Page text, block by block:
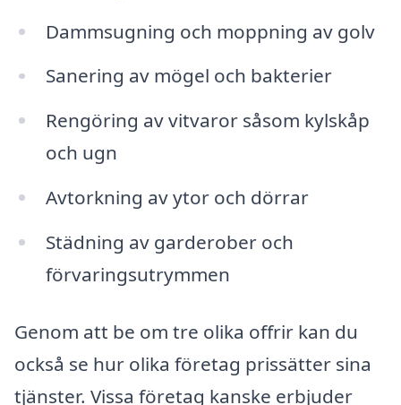
Dammsugning och moppning av golv
Sanering av mögel och bakterier
Rengöring av vitvaror såsom kylskåp
och ugn
Avtorkning av ytor och dörrar
Städning av garderober och
förvaringsutrymmen
Genom att be om tre olika offrir kan du
också se hur olika företag prissätter sina
tjänster. Vissa företag kanske erbjuder